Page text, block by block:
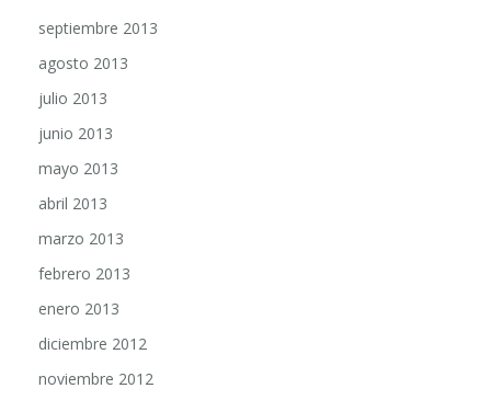
agosto 2013
julio 2013
junio 2013
mayo 2013
abril 2013
marzo 2013
febrero 2013
enero 2013
diciembre 2012
noviembre 2012
octubre 2012